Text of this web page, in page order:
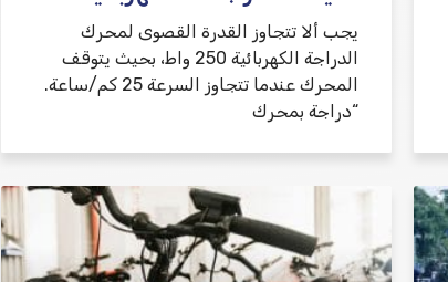
يجب ألا تتجاوز القدرة القصوى لمحرك
الدراجة الكهربائية 250 واط، بحيث يتوقف
المحرك عندما تتجاوز السرعة 25 كم/ساعة.
“دراجة بمحرك